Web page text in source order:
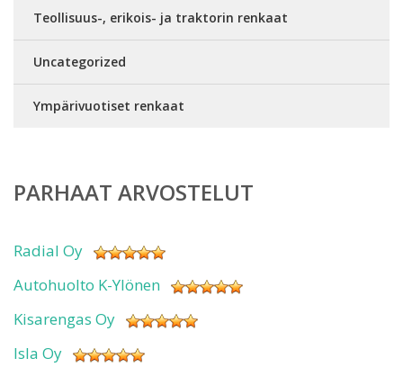
Teollisuus-, erikois- ja traktorin renkaat
Uncategorized
Ympärivuotiset renkaat
PARHAAT ARVOSTELUT
Radial Oy
Autohuolto K-Ylönen
Kisarengas Oy
Isla Oy